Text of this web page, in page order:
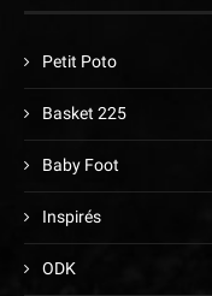
Petit Poto
Basket 225
Baby Foot
Inspirés
ODK